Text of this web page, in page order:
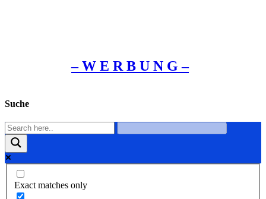
– W Ε R Β U Ν G –
Suche
Exact matches only